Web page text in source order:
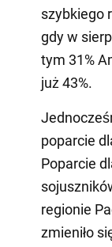
szybkiego
gdy w
tym 31%
już 43%.
poparcie
Poparcie
regionie
zmieniło